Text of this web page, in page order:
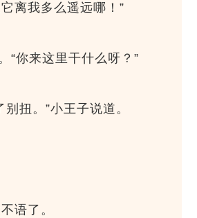
离我多么遥远哪！”
“你来这里干什么呀？”
扭。”小王子说道。
语了。